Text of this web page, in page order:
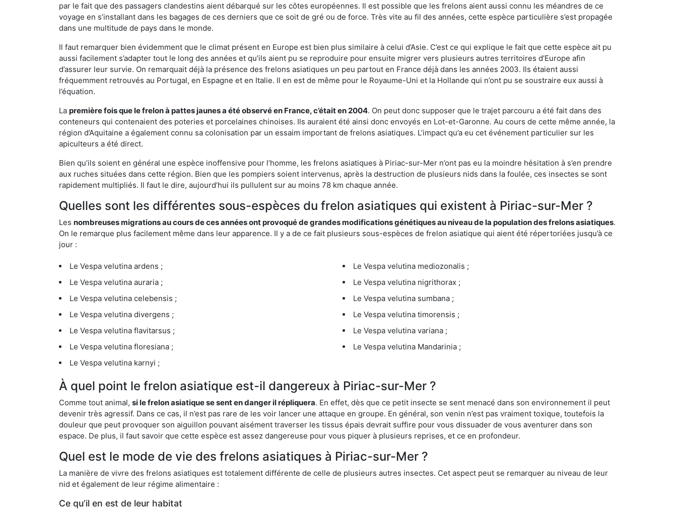
par le fait que des passagers clandestins aient débarqué sur les côtes européennes. Il est possible que les frelons aient aussi connu les méandres de ce
voyage en s’installant dans les bagages de ces derniers que ce soit de gré ou de force. Très vite au fil des années, cette espèce particulière s’est propagée
dans une multitude de pays dans le monde.
Il faut remarquer bien évidemment que le climat présent en Europe est bien plus similaire à celui d’Asie. C’est ce qui explique le fait que cette espèce ait pu
aussi facilement s’adapter tout le long des années et qu’ils aient pu se reproduire pour ensuite migrer vers plusieurs autres territoires d’Europe afin
d’assurer leur survie. On remarquait déjà la présence des frelons asiatiques un peu partout en France déjà dans les années 2003. Ils étaient aussi
fréquemment retrouvés au Portugal, en Espagne et en Italie. Il en est de même pour le Royaume-Uni et la Hollande qui n’ont pu se soustraire eux aussi à
l’équation.
La première fois que le frelon à pattes jaunes a été observé en France, c’était en 2004. On peut donc supposer que le trajet parcouru a été fait dans des
conteneurs qui contenaient des poteries et porcelaines chinoises. Ils auraient été ainsi donc envoyés en Lot-et-Garonne. Au cours de cette même année, la
région d’Aquitaine a également connu sa colonisation par un essaim important de frelons asiatiques. L’impact qu’a eu cet événement particulier sur les
apiculteurs a été direct.
Bien qu’ils soient en général une espèce inoffensive pour l’homme, les frelons asiatiques à Piriac-sur-Mer n’ont pas eu la moindre hésitation à s’en prendre
aux ruches situées dans cette région. Bien que les pompiers soient intervenus, après la destruction de plusieurs nids dans la foulée, ces insectes se sont
rapidement multipliés. Il faut le dire, aujourd’hui ils pullulent sur au moins 78 km chaque année.
Quelles sont les différentes sous-espèces du frelon asiatiques qui existent à Piriac-sur-Mer ?
Les nombreuses migrations au cours de ces années ont provoqué de grandes modifications génétiques au niveau de la population des frelons asiatiques.
On le remarque plus facilement même dans leur apparence. Il y a de ce fait plusieurs sous-espèces de frelon asiatique qui aient été répertoriées jusqu’à ce
jour :
Le Vespa velutina ardens ;
Le Vespa velutina auraria ;
Le Vespa velutina celebensis ;
Le Vespa velutina divergens ;
Le Vespa velutina flavitarsus ;
Le Vespa velutina floresiana ;
Le Vespa velutina karnyi ;
Le Vespa velutina mediozonalis ;
Le Vespa velutina nigrithorax ;
Le Vespa velutina sumbana ;
Le Vespa velutina timorensis ;
Le Vespa velutina variana ;
Le Vespa velutina Mandarinia ;
À quel point le frelon asiatique est-il dangereux à Piriac-sur-Mer ?
Comme tout animal, si le frelon asiatique se sent en danger il répliquera. En effet, dès que ce petit insecte se sent menacé dans son environnement il peut
devenir très agressif. Dans ce cas, il n’est pas rare de les voir lancer une attaque en groupe. En général, son venin n’est pas vraiment toxique, toutefois la
douleur que peut provoquer son aiguillon pouvant aisément traverser les tissus épais devrait suffire pour vous dissuader de vous aventurer dans son
espace. De plus, il faut savoir que cette espèce est assez dangereuse pour vous piquer à plusieurs reprises, et ce en profondeur.
Quel est le mode de vie des frelons asiatiques à Piriac-sur-Mer ?
La manière de vivre des frelons asiatiques est totalement différente de celle de plusieurs autres insectes. Cet aspect peut se remarquer au niveau de leur
nid et également de leur régime alimentaire :
Ce qu’il en est de leur habitat